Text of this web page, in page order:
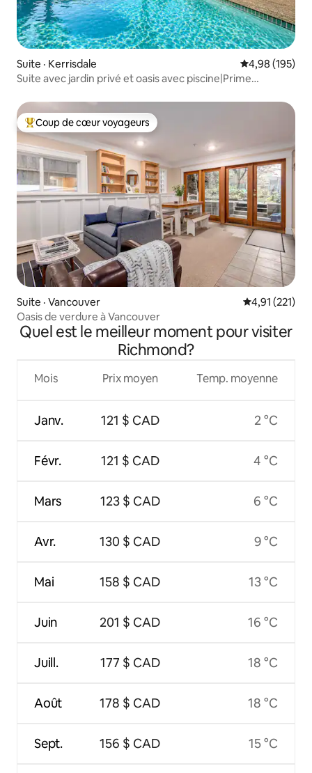
Suite · Kerrisdale Note
4,98 (195)
Suite avec jardin privé et oasis avec piscine|Prime
Coup de cœur voyageurs parmi les plus aimés
Coup de cœur voyageurs
Suite · Vancouver Note
4,91 (221)
Oasis de verdure à Vancouver
Quel est le meilleur moment pour visiter
Richmond?
Mois
Janv.
Févr.
Mars
Avr.
Mai
Juin
Juill.
Août
Sept.
Prix moyen
121 $ CAD
121 $ CAD
123 $ CAD
130 $ CAD
158 $ CAD
201 $ CAD
177 $ CAD
178 $ CAD
156 $ CAD
Temp. moyenne
2 °C
4 °C
6 °C
9 °C
13 °C
16 °C
18 °C
18 °C
15 °C